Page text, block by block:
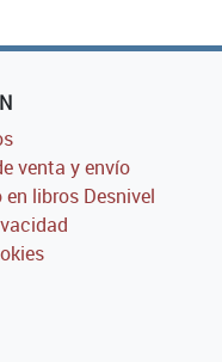
venta y envío
libros Desnivel